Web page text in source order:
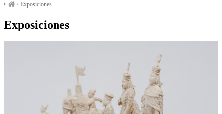
/ Exposiciones
Exposiciones